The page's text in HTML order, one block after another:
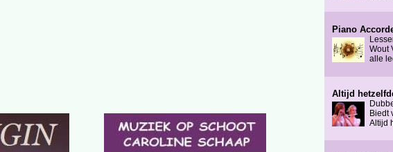
Piano
Wout
alle
Altijd
Biedt
Altijd